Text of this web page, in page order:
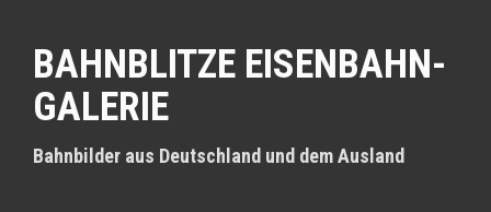
BAHNBLITZE EISENBAHN-
GALERIE
Bahnbilder aus Deutschland und dem Ausland